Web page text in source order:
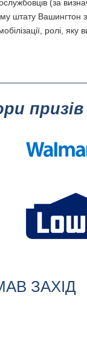
(за
штату
ролі, яку
призів
ЗАХІД